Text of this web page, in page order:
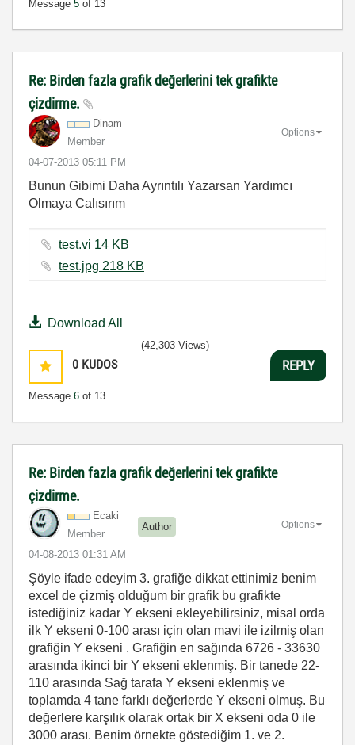
Message 5 of 13
Re: Birden fazla grafik değerlerini tek grafikte
çizdirme.
Dinam
Member
‎04-07-2013 05:11 PM
Options
Bunun Gibimi Daha Ayrıntılı Yazarsan Yardımcı
Olmaya Calısırım
test.vi ‏14 KB
test.jpg ‏218 KB
Download All
0 KUDOS
Message 6 of 13
(42,303 Views)
REPLY
Re: Birden fazla grafik değerlerini tek grafikte
çizdirme.
Ecaki
Member
Author
‎04-08-2013 01:31 AM
Options
Şöyle ifade edeyim 3. grafiğe dikkat ettinimiz benim
excel de çizmiş olduğum bir grafik bu grafikte
istediğiniz kadar Y ekseni ekleyebilirsiniz, misal orda
ilk Y ekseni 0-100 arası için olan mavi ile izilmiş olan
grafiğin Y ekseni . Grafiğin en sağında 6726 - 33630
arasında ikinci bir Y ekseni eklenmiş. Bir tanede 22-
110 arasında Sağ tarafa Y ekseni eklenmiş ve
toplamda 4 tane farklı değerlerde Y ekseni olmuş. Bu
değerlere karşılık olarak ortak bir X ekseni oda 0 ile
3000 arası. Benim örnekte göstediğim 1. ve 2.